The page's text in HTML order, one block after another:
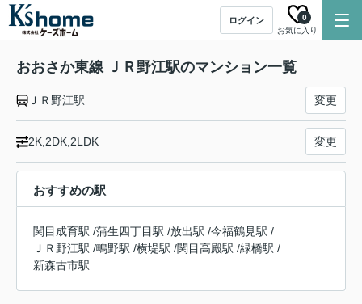
ログイン
お気に入り
0
おおさか東線 ＪＲ野江駅のマンション一覧
ＪＲ野江駅 変更
2K,2DK,2LDK 変更
おすすめの駅
関目成育駅 /蒲生四丁目駅 /放出駅 /今福鶴見駅 /
ＪＲ野江駅 /鴫野駅 /横堤駅 /関目高殿駅 /緑橋駅 /
新森古市駅